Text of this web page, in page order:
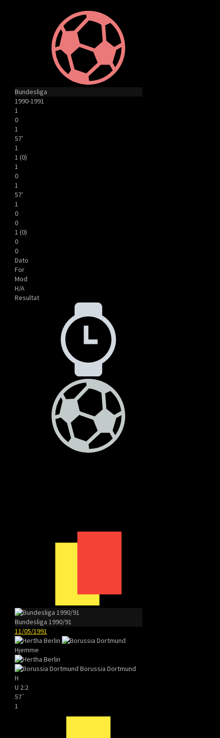
Bundesliga
1990-1991
1
0
1
57′
1
1 (0)
1
0
1
57′
1
0
0
1 (0)
0
0
Dato
For
Mod
H/A
Resultat
Bundesliga 1990/91
11/05/1991
Hjemme
Borussia Dortmund
H
U 2:2
57`
1